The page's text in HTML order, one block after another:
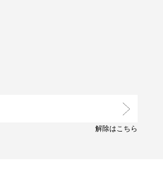
解除はこちら